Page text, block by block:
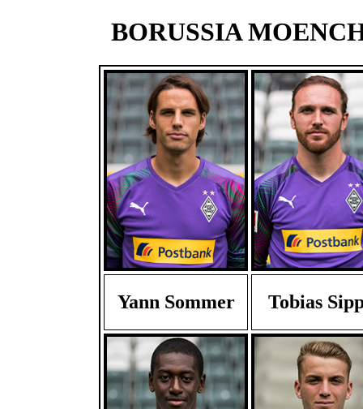
BORUSSIA
Yann Sommer Tobias